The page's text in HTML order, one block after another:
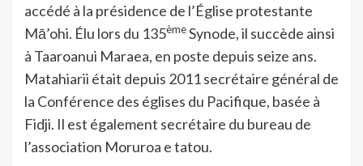
accédé à la présidence de l’Église protestante
Mā’ohi. Élu lors du 135èmeSynode, il succède ainsi
à Taaroanui Maraea, en poste depuis seize ans.
Matahiarii était depuis 2011 secrétaire général de
la Conférence des églises du Pacifique, basée à
Fidji. Il est également secrétaire du bureau de
l’association Moruroa e tatou.